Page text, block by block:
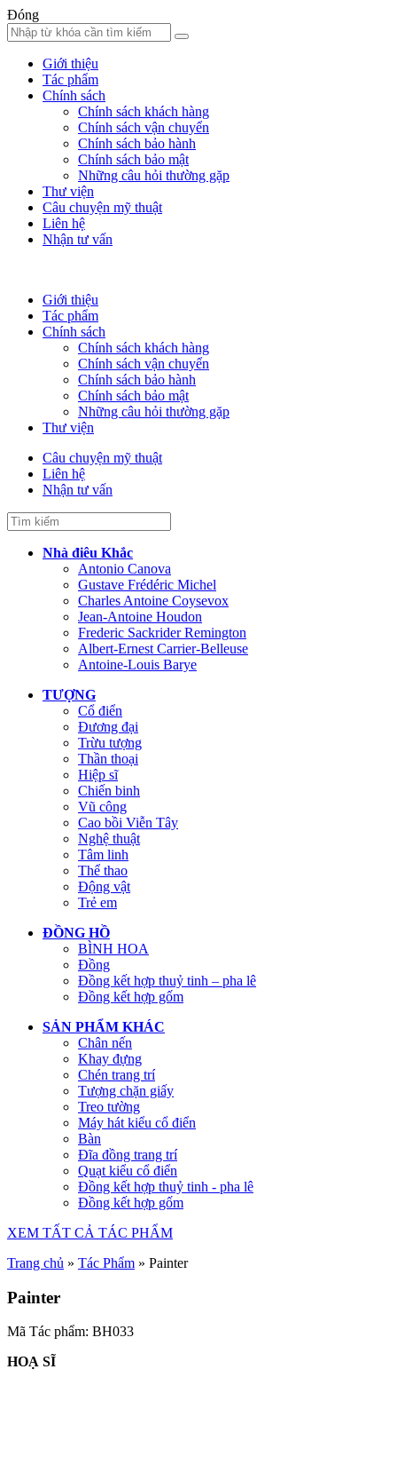
Đóng
Giới thiệu
Tác phẩm
Chính sách
Chính sách khách hàng
Chính sách vận chuyển
Chính sách bảo hành
Chính sách bảo mật
Những câu hỏi thường gặp
Thư viện
Câu chuyện mỹ thuật
Liên hệ
Nhận tư vấn
Giới thiệu
Tác phẩm
Chính sách
Chính sách khách hàng
Chính sách vận chuyển
Chính sách bảo hành
Chính sách bảo mật
Những câu hỏi thường gặp
Thư viện
Câu chuyện mỹ thuật
Liên hệ
Nhận tư vấn
Nhà điêu Khắc
Antonio Canova
Gustave Frédéric Michel
Charles Antoine Coysevox
Jean-Antoine Houdon
Frederic Sackrider Remington
Albert-Ernest Carrier-Belleuse
Antoine-Louis Barye
TƯỢNG
Cổ điển
Đương đại
Trừu tượng
Thần thoại
Hiệp sĩ
Chiến binh
Vũ công
Cao bồi Viễn Tây
Nghệ thuật
Tâm linh
Thể thao
Động vật
Trẻ em
ĐỒNG HỒ
BÌNH HOA
Đồng
Đồng kết hợp thuỷ tinh – pha lê
Đồng kết hợp gốm
SẢN PHẨM KHÁC
Chân nến
Khay đựng
Chén trang trí
Tượng chặn giấy
Treo tường
Máy hát kiểu cổ điển
Bàn
Đĩa đồng trang trí
Quạt kiểu cổ điển
Đồng kết hợp thuỷ tinh - pha lê
Đồng kết hợp gốm
XEM TẤT CẢ TÁC PHẨM
Trang chủ » Tác Phẩm » Painter
Painter
Mã Tác phẩm: BH033
HOẠ SĨ